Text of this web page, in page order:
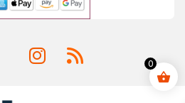
0